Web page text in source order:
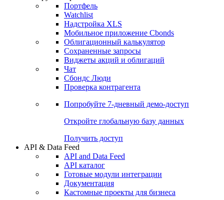
Откройте глобальную базу данных
Получить доступ
Инструментарий
Портфель
Watchlist
Надстройка XLS
Мобильное приложение Cbonds
Облигационный калькулятор
Сохраненные запросы
Чат
Проверка контрагента
Попробуйте7-дневный
Откройте глобальную базу данных
Получить доступ
API & Data Feed
API and Data Feed